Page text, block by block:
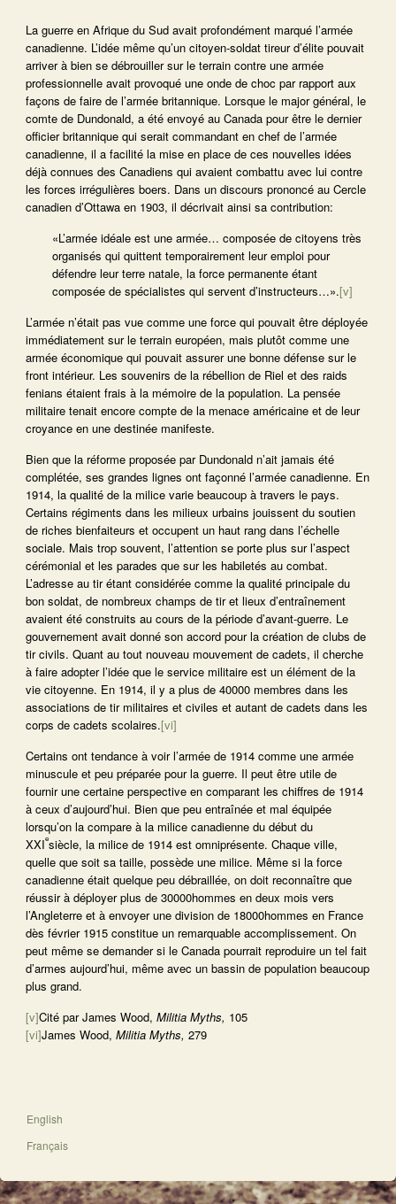
La guerre en Afrique du Sud avait profondément marqué l’armée
canadienne. L’idée même qu’un citoyen-soldat tireur d’élite pouvait
arriver à bien se débrouiller sur le terrain contre une armée
professionnelle avait provoqué une onde de choc par rapport aux
façons de faire de l’armée britannique. Lorsque le major général, le
comte de Dundonald, a été envoyé au Canada pour être le dernier
officier britannique qui serait commandant en chef de l’armée
canadienne, il a facilité la mise en place de ces nouvelles idées
déjà connues des Canadiens qui avaient combattu avec lui contre
les forces irrégulières boers. Dans un discours prononcé au Cercle
canadien d’Ottawa en 1903, il décrivait ainsi sa contribution:
«L’armée idéale est une armée… composée de citoyens très
organisés qui quittent temporairement leur emploi pour
défendre leur terre natale, la force permanente étant
composée de spécialistes qui servent d’instructeurs…».[v]
L’armée n’était pas vue comme une force qui pouvait être déployée
immédiatement sur le terrain européen, mais plutôt comme une
armée économique qui pouvait assurer une bonne défense sur le
front intérieur. Les souvenirs de la rébellion de Riel et des raids
fenians étaient frais à la mémoire de la population. La pensée
militaire tenait encore compte de la menace américaine et de leur
croyance en une destinée manifeste.
Bien que la réforme proposée par Dundonald n’ait jamais été
complétée, ses grandes lignes ont façonné l’armée canadienne. En
1914, la qualité de la milice varie beaucoup à travers le pays.
Certains régiments dans les milieux urbains jouissent du soutien
de riches bienfaiteurs et occupent un haut rang dans l’échelle
sociale. Mais trop souvent, l’attention se porte plus sur l’aspect
cérémonial et les parades que sur les habiletés au combat.
L’adresse au tir étant considérée comme la qualité principale du
bon soldat, de nombreux champs de tir et lieux d’entraînement
avaient été construits au cours de la période d’avant-guerre. Le
gouvernement avait donné son accord pour la création de clubs de
tir civils. Quant au tout nouveau mouvement de cadets, il cherche
à faire adopter l’idée que le service militaire est un élément de la
vie citoyenne. En 1914, il y a plus de 40000 membres dans les
associations de tir militaires et civiles et autant de cadets dans les
corps de cadets scolaires.[vi]
Certains ont tendance à voir l’armée de 1914 comme une armée
minuscule et peu préparée pour la guerre. Il peut être utile de
fournir une certaine perspective en comparant les chiffres de 1914
à ceux d’aujourd’hui. Bien que peu entraînée et mal équipée
lorsqu’on la compare à la milice canadienne du début du
XXIesiècle, la milice de 1914 est omniprésente. Chaque ville,
quelle que soit sa taille, possède une milice. Même si la force
canadienne était quelque peu débraillée, on doit reconnaître que
réussir à déployer plus de 30000hommes en deux mois vers
l’Angleterre et à envoyer une division de 18000hommes en France
dès février 1915 constitue un remarquable accomplissement. On
peut même se demander si le Canada pourrait reproduire un tel fait
d’armes aujourd’hui, même avec un bassin de population beaucoup
plus grand.
[v]Cité par James Wood, Militia Myths, 105
[vi]James Wood, Militia Myths, 279
English
Français